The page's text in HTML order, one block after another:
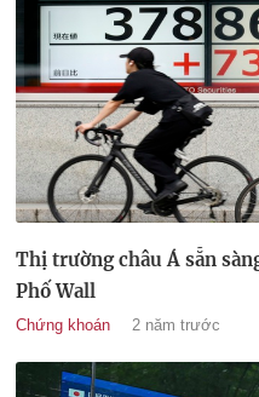
Thị trường châu Á sẵn
Phố Wall
Chứng khoán 2 năm trước